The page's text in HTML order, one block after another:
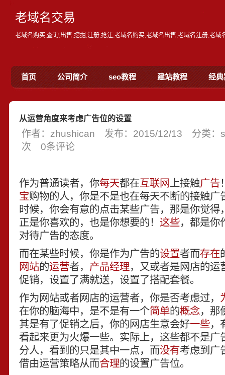
老域名交易
老域名购买,查询,出售,挖掘,注册,抢注,老域名购买,老域名出售,老域名注册,老域
首页 公司简介 seo教程 建站教程 经典
从运营角度来考虑广告位的设置
作者：zhushican 发布：2015/12/13 分类：
次 0条评论
作为普通读者，你每天都在互联网 上接触广告
宝购物的人，你是不是也在每天不断的接触广
时候，你会有意的点击某些广告，那是你觉得
正是你喜欢的，也是你想要的！ 这些，都是你
对待广告的态度。
而在某些时候，你是作为广告的设置者而存在
网站的运营者， 产品经理，又或者是网店的运
促销，设置了满就送，设置了搭配套餐。
作为网站或者网店的运营者，你是否考虑过，
在你的脑海中，是不是有一个简单的概念，那
其是有了促销之后，你的网店生意会好一些，
看起来更为火爆一些。实际上，这些都不是广
分人，看到的只是其中一点，而没有考虑到广
借由运营策略从而合理的设置广告位。